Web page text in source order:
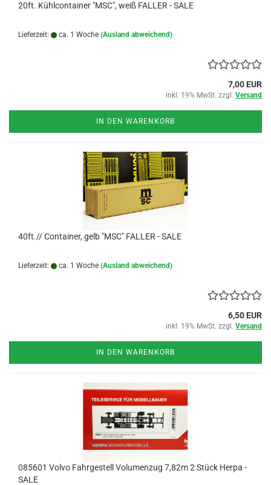
20ft. Kühlcontainer "MSC", weiß FALLER - SALE
Lieferzeit: ca. 1 Woche (Ausland abweichend)
7,00 EUR
inkl. 19% MwSt. zzgl. Versand
IN DEN WARENKORB
40ft.// Container, gelb "MSC" FALLER - SALE
Lieferzeit: ca. 1 Woche (Ausland abweichend)
6,50 EUR
inkl. 19% MwSt. zzgl. Versand
IN DEN WARENKORB
085601 Volvo Fahrgestell Volumenzug 7,82m 2 Stück Herpa -
SALE